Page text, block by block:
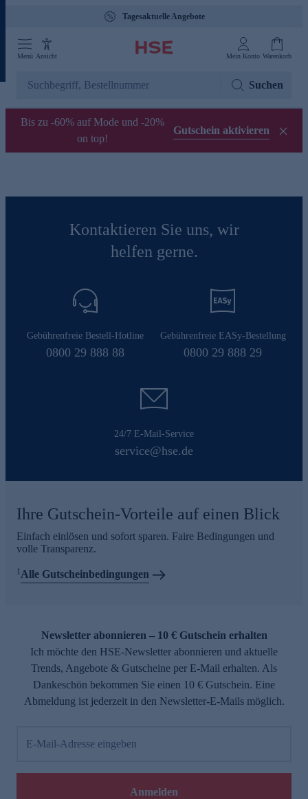
Tagesaktuelle Angebote
Menü Ansicht Mein Konto Warenkorb
Suchen
Bis zu -60% auf Mode und -20%
on top!
Gutschein aktivieren
Kontaktieren Sie uns, wir
helfen gerne.
Gebührenfreie Bestell-Hotline
0800 29 888 88
Gebührenfreie EASy-Bestellung
0800 29 888 29
24/7 E-Mail-Service
service@hse.de
Ihre Gutschein-Vorteile auf einen Blick
Einfach einlösen und sofort sparen. Faire Bedingungen und
volle Transparenz.
1Alle Gutscheinbedingungen
Newsletter abonnieren – 10 € Gutschein erhalten
Ich möchte den HSE-Newsletter abonnieren und aktuelle
Trends, Angebote & Gutscheine per E-Mail erhalten. Als
Dankeschön bekommen Sie einen 10 € Gutschein. Eine
Abmeldung ist jederzeit in den Newsletter-E-Mails möglich.
E-Mail-Adresse eingeben
Anmelden